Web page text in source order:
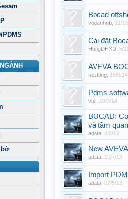
PDMS
bờ
Bocad
vodanhnb 21/
Cài đặt
HungDHXD 5/
AVEVA
nestting 16/8/14
Pdms
vult 19/3/14
BOCAD:
và tầm
adata 4/8/12
New
adata 20/7/13
Import
adata 27/5/13